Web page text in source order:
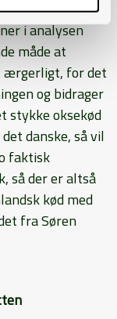
i analysen
måde at
ærgerligt, for det
og bidrager
stykke oksekød
danske, så vil
faktisk
så der er altså
kød med
fra Søren